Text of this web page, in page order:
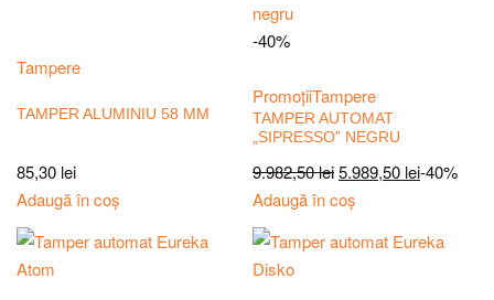
Tampere
TAMPER ALUMINIU 58 MM
85,30 lei
Adaugă în coș
-40%
PromoțiiTampere
TAMPER AUTOMAT
„SIPRESSO” NEGRU
9.982,50lei5.989,50 lei-40%
Adaugă în coș